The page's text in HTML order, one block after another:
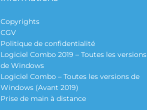
Copyrights
CGV
Politique de confidentialité
Logiciel Combo 2019 – Toutes les versions
de Windows
Logiciel Combo – Toutes les versions de
Windows (Avant 2019)
Prise de main à distance